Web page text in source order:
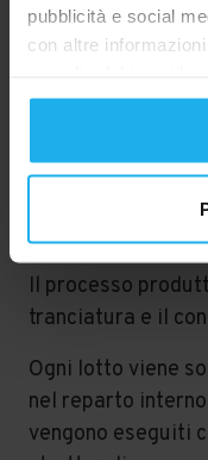
pubblicità e social
con altre
per acconsentire o
incluso l’esercizio
dati personali da
modificare le
la nostra informativa
La combinazione
principali punti di
Controlli
la
Il processo
tranciatura e il
Ogni lotto viene
nel reparto
vengono eseguiti